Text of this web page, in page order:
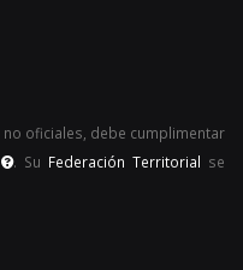
oficiales, debe cumplimentar
. Su Federación Territorial se